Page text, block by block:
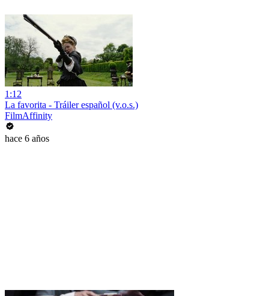
1:12
La favorita - Tráiler español (v.o.s.)
FilmAffinity
hace 6 años